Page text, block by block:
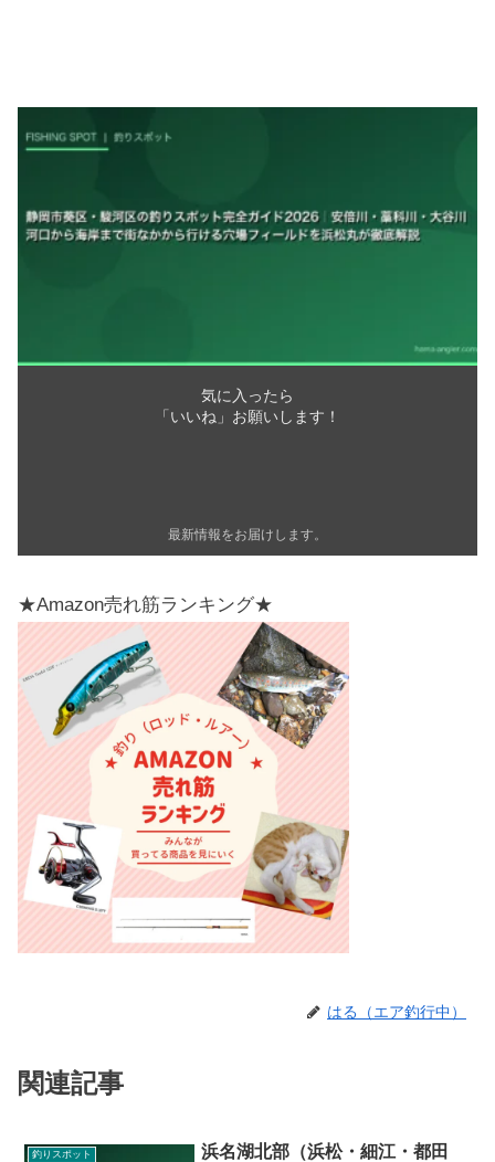
気に入ったら
「いいね」お願いします！
最新情報をお届けします。
★Amazon売れ筋ランキング★
はる（エア釣行中）
関連記事
釣りスポット
浜名湖北部（浜松・細江・都田